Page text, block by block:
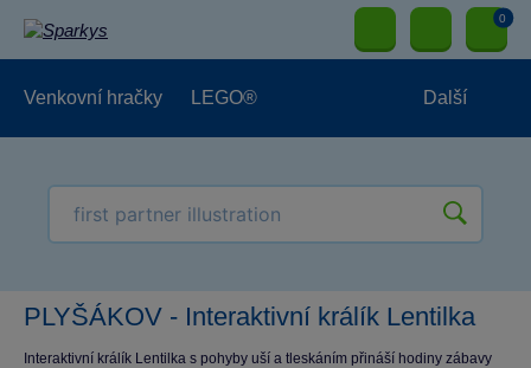
0
Venkovní hračky LEGO® Další
PLYŠÁKOV - Interaktivní králík Lentilka
Interaktivní králík Lentilka s pohyby uší a tleskáním přináší hodiny zábavy